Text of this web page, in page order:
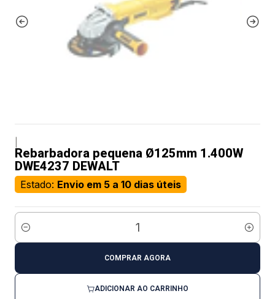
Rebarbadora pequena Ø125mm 1.400W
DWE4237 DEWALT
Estado: Envio em 5 a 10 dias úteis
Quantidade
ADICIONAR AO CARRINHO
COMPRAR AGORA